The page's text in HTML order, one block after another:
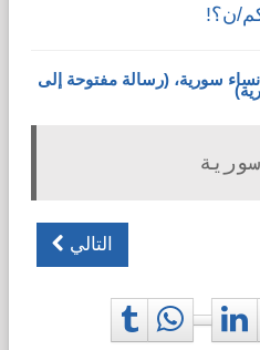
ن؟!
سورية، (رسالة مفتوحة إلى
التالي